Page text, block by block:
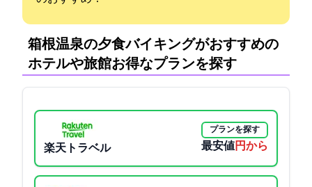
箱根温泉の夕食バイキングがおすすめの
ホテルや旅館:お得なプランを探す
楽天トラベル
プランを探す
最安値10300円から